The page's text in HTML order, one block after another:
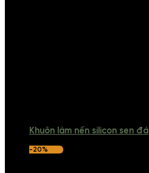
Khuôn làm nến silicon sen đá
-20%